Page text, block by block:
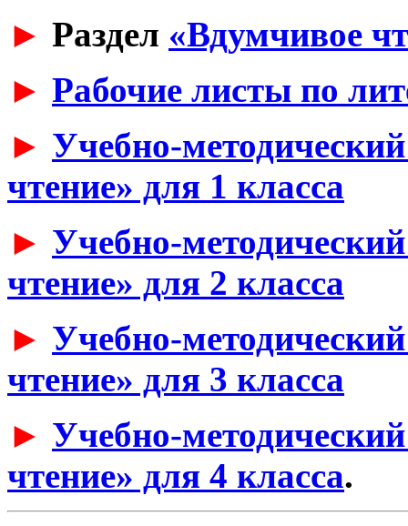
► Раздел «Вдумчивое
► Рабочие листы по
► Учебно-
чтение» для 1 класса
► Учебно-
чтение» для 2 класса
► Учебно-
чтение» для 3 класса
► Учебно-
чтение» для 4 класса.